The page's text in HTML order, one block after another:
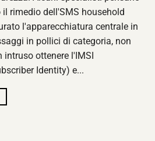
rimedio dell'SMS household
l'apparecchiatura centrale in
in pollici di categoria, non
ottenere l'IMSI
Identity) e...